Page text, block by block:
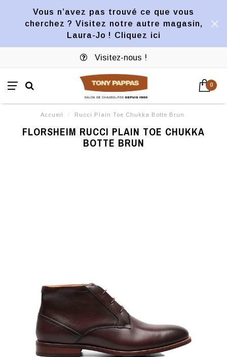
Vous n’avez pas trouvé ce que vous
cherchez ? Visitez notre autre magasin,
Laura-Jo ! Cliquez ici
Visitez-nous !
0
Accueil / Rucci Plain Toe Chukka Botte Brun
FLORSHEIM RUCCI PLAIN TOE CHUKKA
BOTTE BRUN